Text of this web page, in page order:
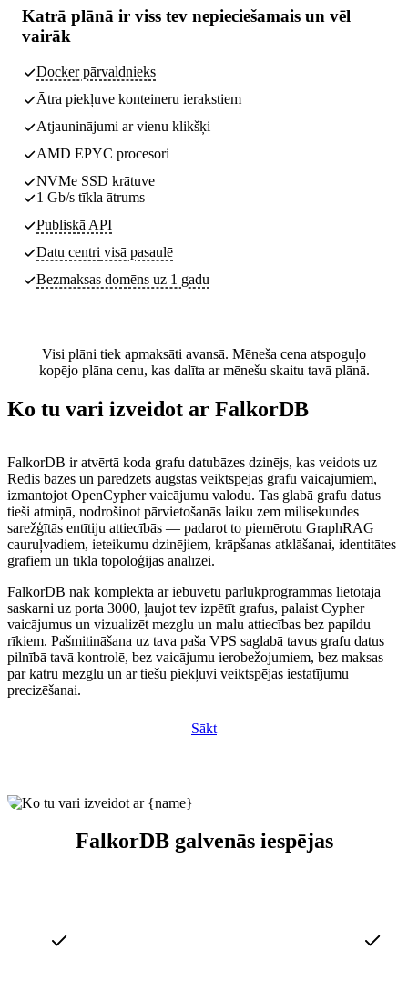
Katrā plānā ir viss tev nepieciešamais un vēl
vairāk
Docker pārvaldnieks
Ātra piekļuve konteineru ierakstiem
Atjauninājumi ar vienu klikšķi
AMD EPYC procesori
NVMe SSD krātuve
1 Gb/s tīkla ātrums
Publiskā API
Datu centri visā pasaulē
Bezmaksas domēns uz 1 gadu
Visi plāni tiek apmaksāti avansā. Mēneša cena atspoguļo
kopējo plāna cenu, kas dalīta ar mēnešu skaitu tavā plānā.
Ko tu vari izveidot ar FalkorDB
FalkorDB ir atvērtā koda grafu datubāzes dzinējs, kas veidots uz
Redis bāzes un paredzēts augstas veiktspējas grafu vaicājumiem,
izmantojot OpenCypher vaicājumu valodu. Tas glabā grafu datus
tieši atmiņā, nodrošinot pārvietošanās laiku zem milisekundes
sarežģītās entītiju attiecībās — padarot to piemērotu GraphRAG
cauruļvadiem, ieteikumu dzinējiem, krāpšanas atklāšanai, identitātes
grafiem un tīkla topoloģijas analīzei.
FalkorDB nāk komplektā ar iebūvētu pārlūkprogrammas lietotāja
saskarni uz porta 3000, ļaujot tev izpētīt grafus, palaist Cypher
vaicājumus un vizualizēt mezglu un malu attiecības bez papildu
rīkiem. Pašmitināšana uz tava paša VPS saglabā tavus grafu datus
pilnībā tavā kontrolē, bez vaicājumu ierobežojumiem, bez maksas
par katru mezglu un ar tiešu piekļuvi veiktspējas iestatījumu
precizēšanai.
Sākt
FalkorDB galvenās iespējas